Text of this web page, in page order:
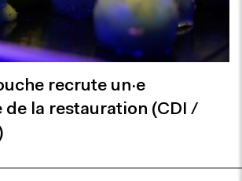
recrute un·e
de la restauration (CDI /